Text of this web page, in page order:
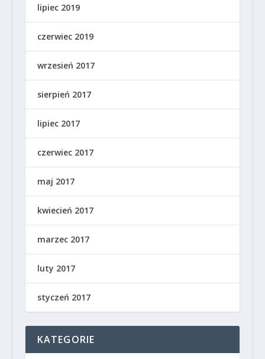
lipiec 2019
czerwiec 2019
wrzesień 2017
sierpień 2017
lipiec 2017
czerwiec 2017
maj 2017
kwiecień 2017
marzec 2017
luty 2017
styczeń 2017
KATEGORIE